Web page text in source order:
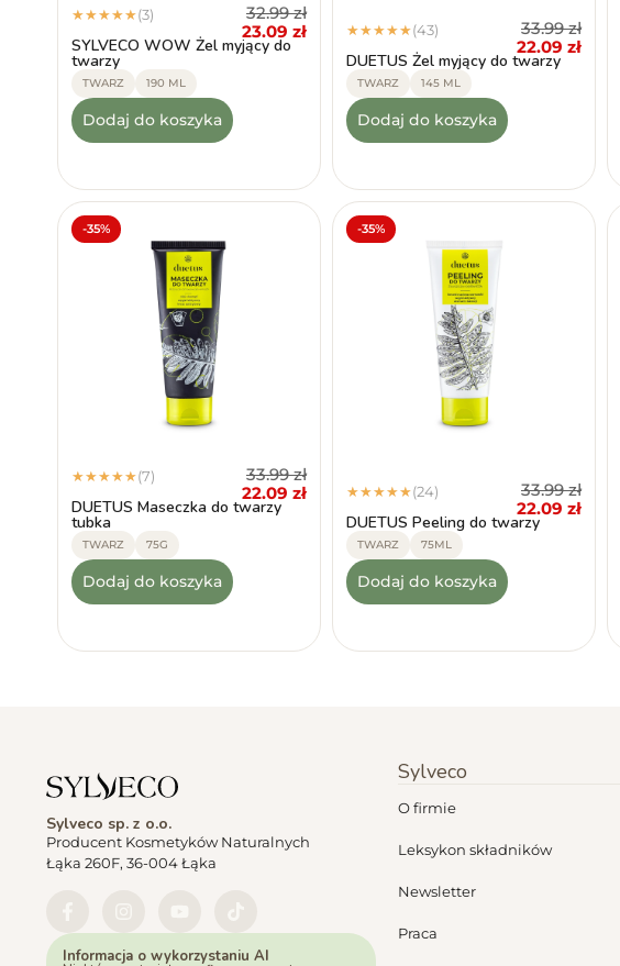
★★★★★(3) 32.99zł
23.09 zł
SYLVECO WOW Żel myjący do
twarzy
TWARZ 190 ML
Dodaj do koszyka
★★★★★(43) 33.99zł
22.09 zł
DUETUS Żel myjący do twarzy
TWARZ 145 ML
Dodaj do koszyka
-35%
★★★★★(7) 33.99zł
22.09 zł
DUETUS Maseczka do twarzy
tubka
TWARZ 75G
Dodaj do koszyka
-35%
★★★★★(24) 33.99zł
22.09 zł
DUETUS Peeling do twarzy
TWARZ 75ML
Dodaj do koszyka
Sylveco sp. z o.o.
Producent Kosmetyków Naturalnych
Łąka 260F, 36-004 Łąka
Informacja o wykorzystaniu AI
Sylveco
O firmie
Leksykon składników
Newsletter
Praca